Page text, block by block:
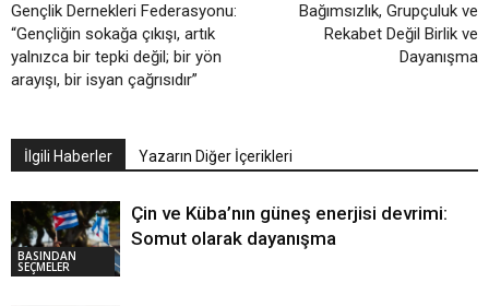
Gençlik Dernekleri Federasyonu:
“Gençliğin sokağa çıkışı, artık
yalnızca bir tepki değil; bir yön
arayışı, bir isyan çağrısıdır”
Bağımsızlık, Grupçuluk ve
Rekabet Değil Birlik ve
Dayanışma
İlgili Haberler Yazarın Diğer İçerikleri
BASINDAN
SEÇMELER
Çin ve Küba’nın güneş enerjisi devrimi:
Somut olarak dayanışma